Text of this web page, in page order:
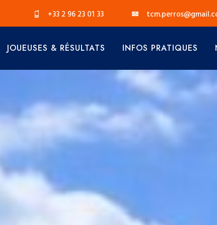
+33 2 96 23 01 33
JOUEUSES & RÉSULTATS INFOS PRATIQUES